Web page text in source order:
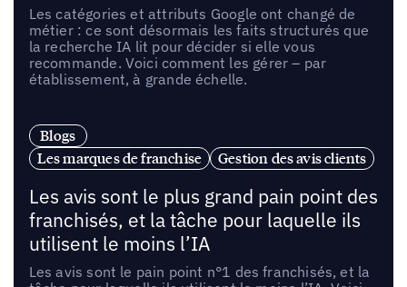
Les catégories et attributs Google ont changé de
métier : ce sont désormais les faits structurés que
la recherche IA lit pour décider si elle vous
recommande. Voici comment les gérer – par
établissement, à grande échelle.
Blogs
Les marques de franchise
Gestion des avis clients
Les avis sont le plus grand pain point des
franchisés, et la tâche pour laquelle ils
utilisent le moins l’IA
Les avis sont le pain point n°1 des franchisés, et la